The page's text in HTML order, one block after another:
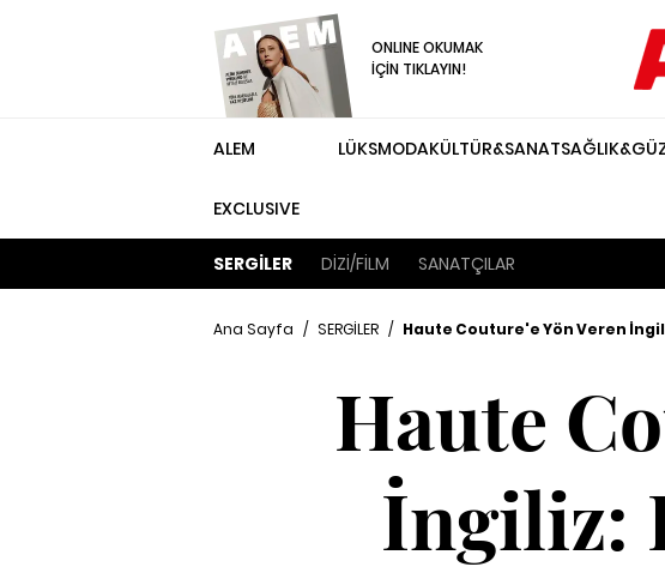
ONLINE OKUMAK
İÇİN TIKLAYIN!
ALEM
EXCLUSIVE
LÜKSMODAKÜLTÜR&SANAT
SERGİLER DİZİ/FİLM SANATÇILAR
Ana Sayfa / SERGİLER / Haute Couture'e Yön Veren
Haute
İngiliz: